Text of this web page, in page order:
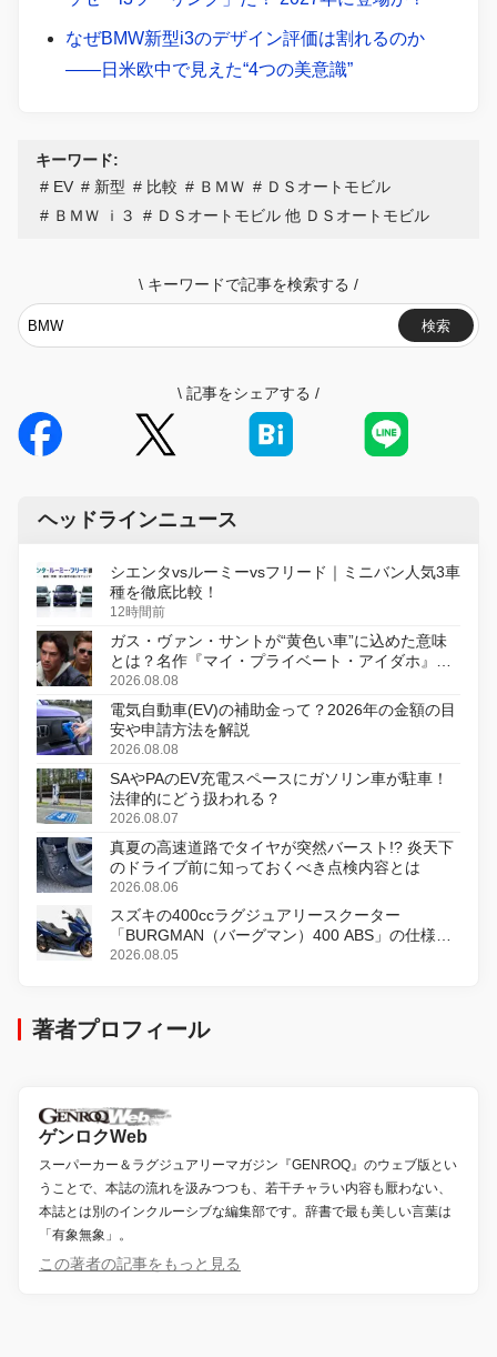
なぜBMW新型i3のデザイン評価は割れるのか
――日米欧中で見えた“4つの美意識”
キーワード:
EV
新型 比較 ＢＭＷ
ＤＳオートモビル
ＢＭＷ ｉ３
ＤＳオートモビル 他 ＤＳオートモビル
\ キーワードで記事を検索する /
検索
\ 記事をシェアする /
ヘッドラインニュース
シエンタvsルーミーvsフリード｜ミニバン人気3車
種を徹底比較！
12時間前
ガス・ヴァン・サントが“黄色い車”に込めた意味
とは？名作『マイ・プライベート・アイダホ』が
初のデジタルリマスター版で復活
2026.08.08
電気自動車(EV)の補助金って？2026年の金額の目
安や申請方法を解説
2026.08.08
SAやPAのEV充電スペースにガソリン車が駐車！
法律的にどう扱われる？
2026.08.07
真夏の高速道路でタイヤが突然バースト!? 炎天下
のドライブ前に知っておくべき点検内容とは
2026.08.06
スズキの400ccラグジュアリースクーター
「BURGMAN（バーグマン）400 ABS」の仕様を
変更し、8月18日に発売
2026.08.05
著者プロフィール
ゲンロクWeb
スーパーカー＆ラグジュアリーマガジン『GENROQ』のウェブ版とい
うことで、本誌の流れを汲みつつも、若干チャラい内容も厭わない、
本誌とは別のインクルーシブな編集部です。辞書で最も美しい言葉は
「有象無象」。
この著者の記事をもっと見る